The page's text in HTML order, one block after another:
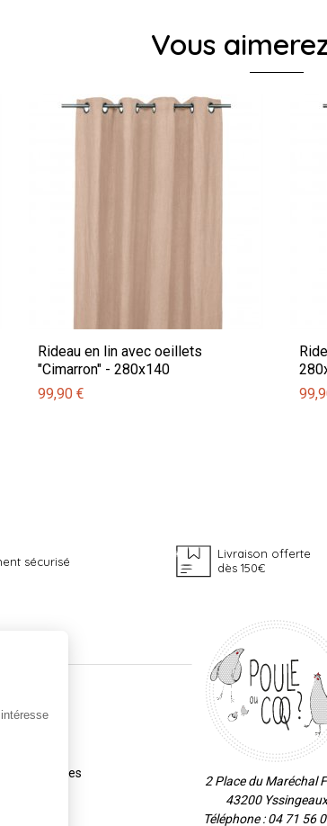
Vous
Rideau en lin avec oeillets
"Cimarron" - 280x140
99,90 €
sécurisé
Livraison offerte
dès 150€
et horaires
2 Place du Maréchal
43200 Yssingeaux
Téléphone : 04 71 56